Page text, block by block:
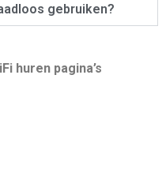
gebruiken?
huren pagina’s